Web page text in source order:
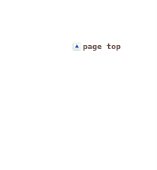
page top